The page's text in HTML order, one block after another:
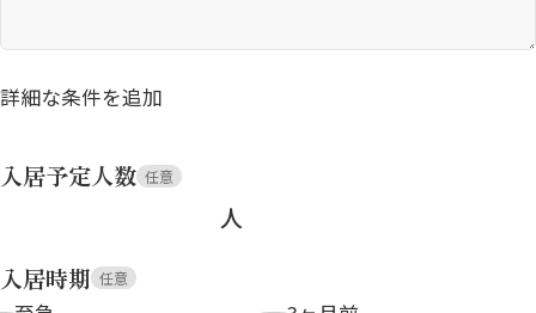
詳細な条件を追加
入居予定人数 任意
人
入居時期 任意